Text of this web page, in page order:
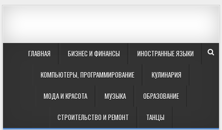
ГЛАВНАЯ БИЗНЕС И ФИНАНСЫ ИНОСТРАННЫЕ ЯЗЫКИ
КОМПЬЮТЕРЫ, ПРОГРАММИРОВАНИЕ КУЛИНАРИЯ
МОДА И КРАСОТА МУЗЫКА ОБРАЗОВАНИЕ
СТРОИТЕЛЬСТВО И РЕМОНТ ТАНЦЫ